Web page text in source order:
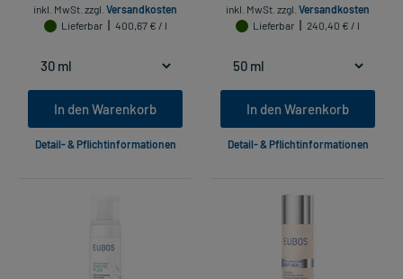
inkl. MwSt. zzgl. Versandkosten
Lieferbar
400,67 € / l
In den Warenkorb
Detail- & Pflichtinformationen
inkl. MwSt. zzgl. Versandkosten
Lieferbar
240,40 € / l
In den Warenkorb
Detail- & Pflichtinformationen